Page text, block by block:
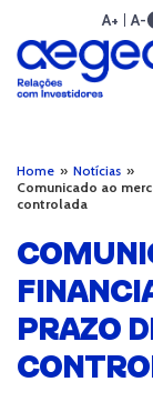
A+ A-
Home » Notícias »
Comunicado ao
controlada
PRAZO